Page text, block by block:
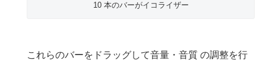
10 本のバーがイコライザー
これらのバーをドラッグして音量・音質 の調整を行